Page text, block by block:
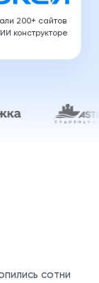
200+ сайтов
конструкторе
сотни